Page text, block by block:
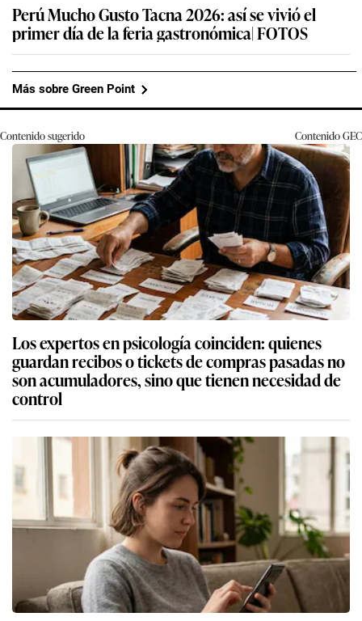
Perú Mucho Gusto Tacna 2026: así se vivió el
primer día de la feria gastronómica| FOTOS
Más sobre Green Point
Contenido sugerido ContenidoGEC
Los expertos en psicología coinciden: quienes
guardan recibos o tickets de compras pasadas no
son acumuladores, sino que tienen necesidad de
control